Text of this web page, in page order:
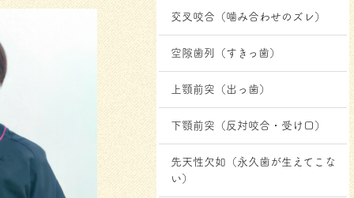
交叉咬合（噛み合わせのズレ）
空隙歯列（すきっ歯）
上顎前突（出っ歯）
下顎前突（反対咬合・受け口）
先天性欠如（永久歯が生えてこな
い）